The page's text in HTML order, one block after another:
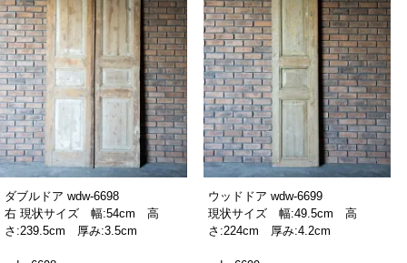
ダブルドア wdw-6698
右 現状サイズ 幅:54cm 高
さ:239.5cm 厚み:3.5cm
ウッドドア wdw-6699
現状サイズ 幅:49.5cm 高
さ:224cm 厚み:4.2cm